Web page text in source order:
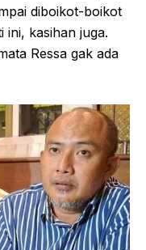
diboikot-boikot
ini, kasihan juga.
Ressa gak ada